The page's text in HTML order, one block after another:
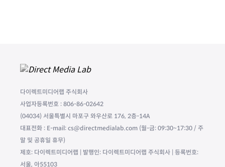
다이렉트미디어랩 주식회사
사업자등록번호 : 806-86-02642
(04034) 서울특별시 마포구 와우산로 176, 2층-14A
대표전화 : E-mail: cs@directmedialab.com (월-금: 09:30~17:30 / 주
말 및 공휴일 휴무)
제호: 다이렉트미디어랩 | 발행인: 다이렉트미디어랩 주식회사 | 등록번호:
서울, 아55103